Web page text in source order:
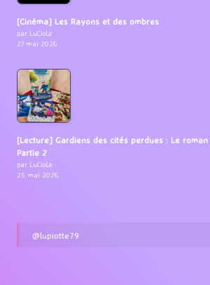
[Cinéma] Les Rayons et des ombres
par LuCioLe
27 mai 2026
[Lecture] Gardiens des cités perdues : Le
Partie 2
par LuCioLe
25 mai 2026
@lupiotte79